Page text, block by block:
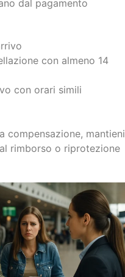
dal pagamento
con almeno 14
con orari simili
compensazione, mantieni
rimborso o riprotezione